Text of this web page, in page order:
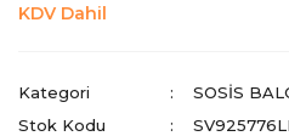
KDV Dahil
Kategori
SOSIS
Stok Kodu